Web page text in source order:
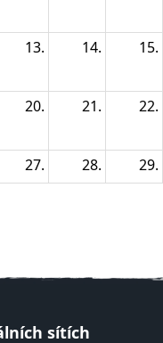
13. 14. 15.
20. 21. 22.
27. 28. 29.
sítích